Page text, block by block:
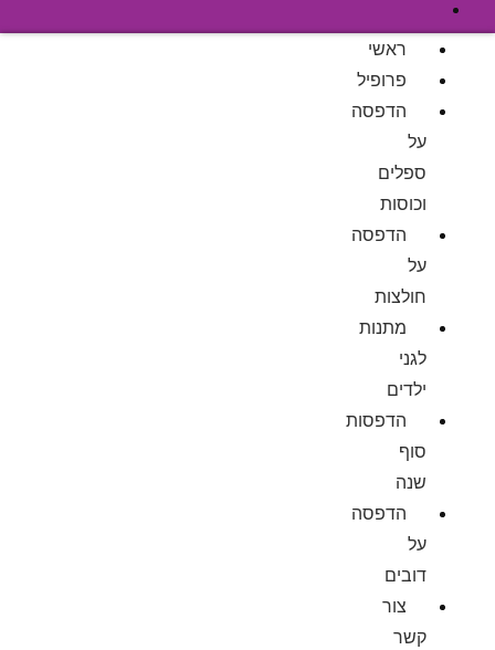
ראשי
פרופיל
הדפסה
על
ספלים
וכוסות
הדפסה
על
חולצות
מתנות
לגני
ילדים
הדפסות
סוף
שנה
הדפסה
על
דובים
צור
קשר